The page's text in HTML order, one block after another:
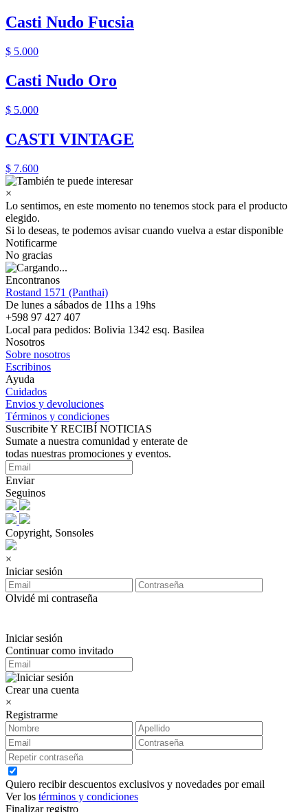
Casti Nudo Fucsia
$ 5.000
Casti Nudo Oro
$ 5.000
CASTI VINTAGE
$ 7.600
×
Lo sentimos, en este momento no tenemos stock para el producto
elegido.
Si lo deseas, te podemos avisar cuando vuelva a estar disponible
Notificarme
No gracias
Encontranos
Rostand 1571 (Panthai)
De lunes a sábados de 11hs a 19hs
+598 97 427 407
Local para pedidos: Bolivia 1342 esq. Basilea
Nosotros
Sobre nosotros
Escribinos
Ayuda
Cuidados
Envios y devoluciones
Términos y condiciones
Suscribite Y RECIBÍ NOTICIAS
Sumate a nuestra comunidad y enterate de
todas nuestras promociones y eventos.
Enviar
Seguinos
Copyright, Sonsoles
×
Iniciar sesión
Olvidé mi contraseña
Iniciar sesión
Continuar como invitado
Crear una cuenta
×
Registrarme
Quiero recibir descuentos exclusivos y novedades por email
Ver los términos y condiciones
Finalizar registro